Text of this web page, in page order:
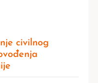
civilnog